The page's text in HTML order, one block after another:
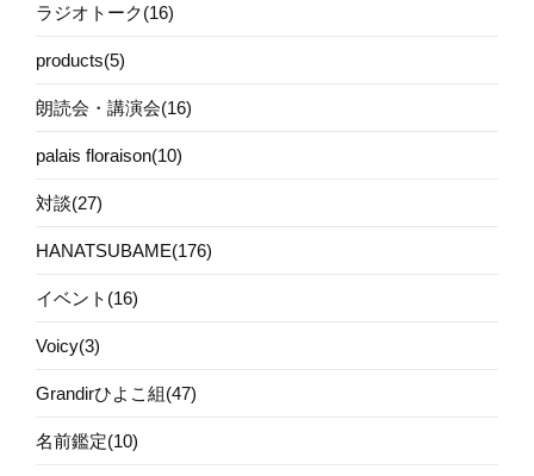
ラジオトーク(16)
products(5)
朗読会・講演会(16)
palais floraison(10)
対談(27)
HANATSUBAME(176)
イベント(16)
Voicy(3)
Grandirひよこ組(47)
名前鑑定(10)